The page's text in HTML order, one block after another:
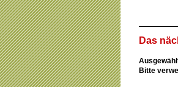
Das
Bitte